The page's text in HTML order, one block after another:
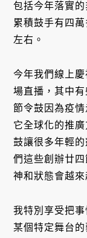
包括今年落實
累積鼓手有四
左右。
今年我們線上
場直播，其中
節令鼓因為疫
它全球化的推
鼓讓很多年輕
們這些創辦廿
神和狀態會越來
我特別享受把
某個特定舞台